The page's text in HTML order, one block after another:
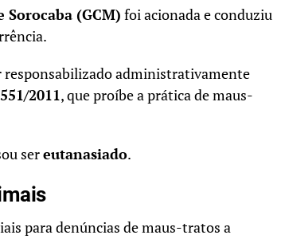
(GCM) foi acionada e conduziu
responsabilizado administrativamente
2011, que proíbe a prática de maus-
sereutanasiado.
para denúncias de maus-tratos a